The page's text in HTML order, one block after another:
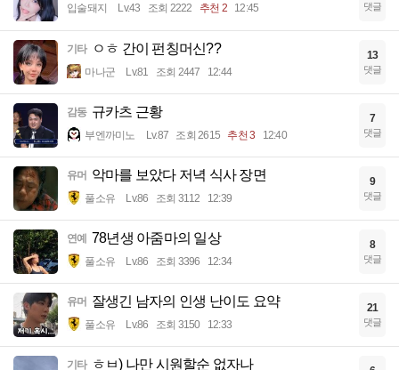
입술돼지 Lv.43 조회 2222 추천 2 12:45 댓글
기타 ㅇㅎ 간이 펀칭머신??
마나군 Lv.81 조회 2447 12:44
13
댓글
감동 규카츠 근황
부엔까미노 Lv.87 조회 2615 추천 3 12:40
7
댓글
유머 악마를 보았다 저녁 식사 장면
풀소유 Lv.86 조회 3112 12:39
9
댓글
연예 78년생 아줌마의 일상
풀소유 Lv.86 조회 3396 12:34
8
댓글
유머 잘생긴 남자의 인생 난이도 요약
풀소유 Lv.86 조회 3150 12:33
21
댓글
기타 ㅎㅂ) 나만 시원할순 없자나